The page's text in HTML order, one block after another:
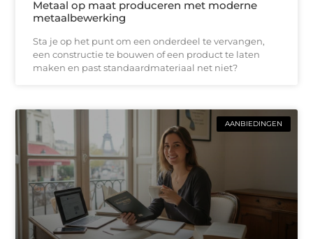
Metaal op maat produceren met moderne
metaalbewerking
Sta je op het punt om een onderdeel te vervangen,
een constructie te bouwen of een product te laten
maken en past standaardmateriaal net niet?
AANBIEDINGEN